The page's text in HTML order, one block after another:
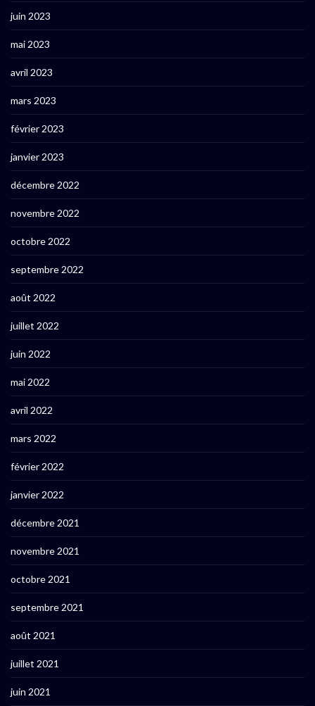
juin 2023
mai 2023
avril 2023
mars 2023
février 2023
janvier 2023
décembre 2022
novembre 2022
octobre 2022
septembre 2022
août 2022
juillet 2022
juin 2022
mai 2022
avril 2022
mars 2022
février 2022
janvier 2022
décembre 2021
novembre 2021
octobre 2021
septembre 2021
août 2021
juillet 2021
juin 2021